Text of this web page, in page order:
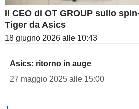
Il CEO di OT GROUP sullo
Tiger da Asics
18 giugno 2026 alle 10:43
Asics: ritorno in auge
27 maggio 2025 alle 15:00